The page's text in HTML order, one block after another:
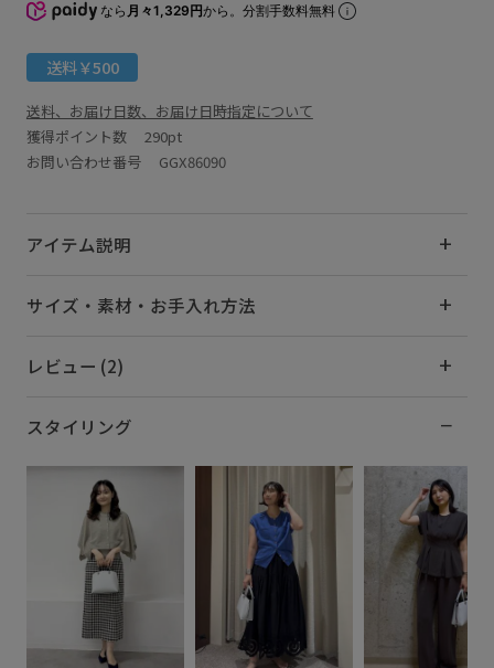
なら 月々1,329円から。分割手数料無料
送料￥500
送料、お届け日数、お届け日時指定について
獲得ポイント数 290pt
お問い合わせ番号 GGX86090
アイテム説明
サイズ・素材・お手入れ方法
レビュー (2)
スタイリング